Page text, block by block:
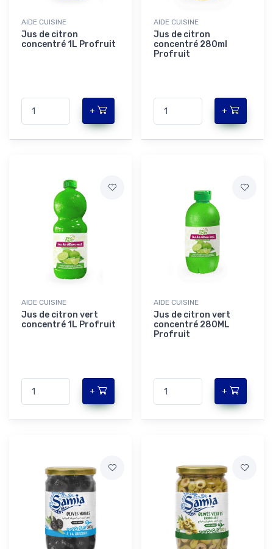
AIDE CUISINE
Jus de citron
concentré 1L Profruit
+
AIDE CUISINE
Jus de citron
concentré 280ml
Profruit
+
AIDE CUISINE
Jus de citron vert
concentré 1L Profruit
+
AIDE CUISINE
Jus de citron vert
concentré 280ML
Profruit
+